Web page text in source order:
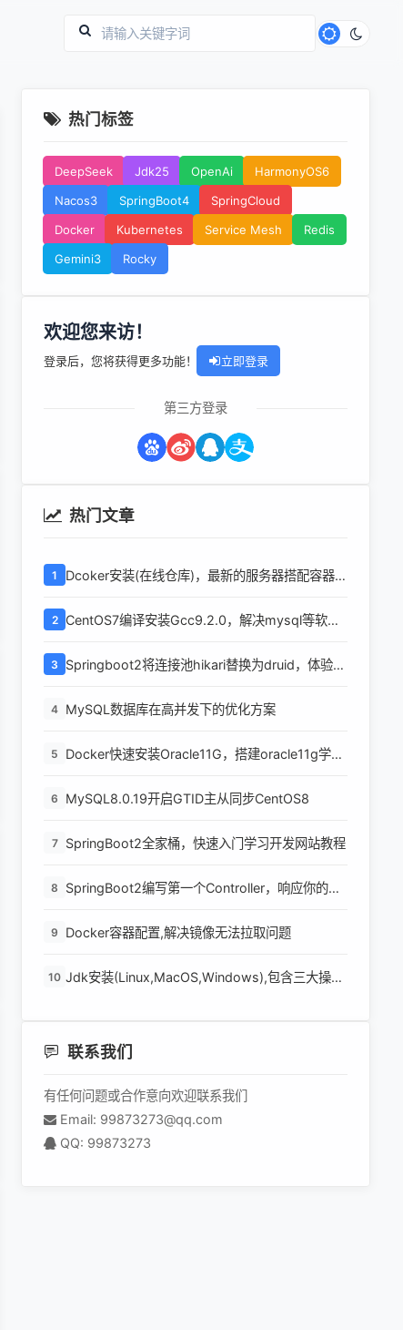
热门标签
DeepSeek Jdk25 OpenAi
HarmonyOS6
Nacos3
SpringBoot4
SpringCloud
Docker
Kubernetes Service Mesh
Redis
Gemini3
Rocky
欢迎您来访！
登录后，您将获得更多功能！ 立即登录
第三方登录
热门文章
1
Dcoker安装(在线仓库)，最新的服务器搭配容器使
2
CentOS7编译安装Gcc9.2.0，解决mysql等软件
3
Springboot2将连接池hikari替换为druid，体验最
4 MySQL数据库在高并发下的优化方案
5
Docker快速安装Oracle11G，搭建oracle11g学习
6 MySQL8.0.19开启GTID主从同步CentOS8
7 SpringBoot2全家桶，快速入门学习开发网站教程
8
SpringBoot2编写第一个Controller，响应你的
9 Docker容器配置,解决镜像无法拉取问题
10 Jdk安装(Linux,MacOS,Windows),包含三大操作
联系我们
有任何问题或合作意向欢迎联系我们
Email: 99873273@qq.com
QQ: 99873273